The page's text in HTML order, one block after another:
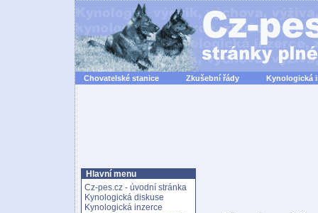
Chovatelské stanice Zkušební řády Kynologická
Hlavní menu
Cz-pes.cz - úvodní stránka
Kynologická diskuse
Kynologická inzerce